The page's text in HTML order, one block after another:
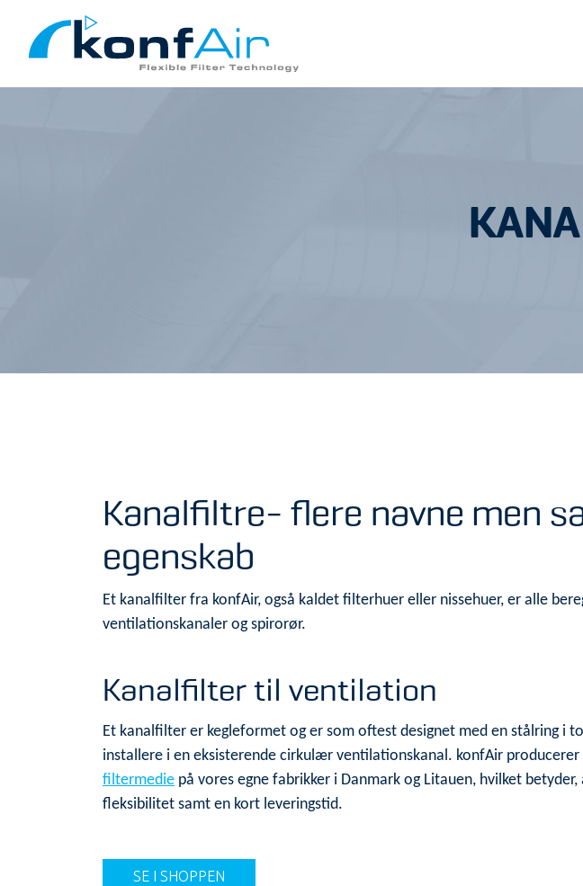
Kanalfiltre- flere navne men
egenskab
Et kanalfilter fra konfAir, også kaldet filterhuer eller nissehuer, er alle
ventilationskanaler og spirorør.
Kanalfilter til ventilation
Et kanalfilter er kegleformet og er som oftest designet med en stålring i
installere i en eksisterende cirkulær ventilationskanal. konfAir
filtermedie på vores egne fabrikker i Danmark og Litauen, hvilket
fleksibilitet samt en kort leveringstid.
SE I SHOPPEN